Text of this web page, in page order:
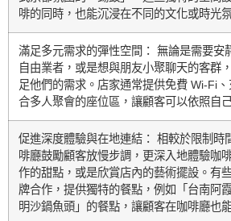
啡的同時，也能沉浸在不同的文化或時光
滿足多元需求的彈性空間： 無論是需要安
自由業者，或是想與朋友小聚聊天的客群
足他們的需求。店家通常提供免費 Wi-Fi
合多人聚會的座位區，讓顧客可以依照自
促進深度體驗與在地連結： 相較於限制時
啡廳鼓勵顧客放慢步調，更深入地體驗咖
作的甜點，或是欣賞店內的藝術擺設。有
牌合作，提供獨特的餐點，例如「台南阿
明沙鍋魚頭」的餐點，讓顧客在咖啡廳也